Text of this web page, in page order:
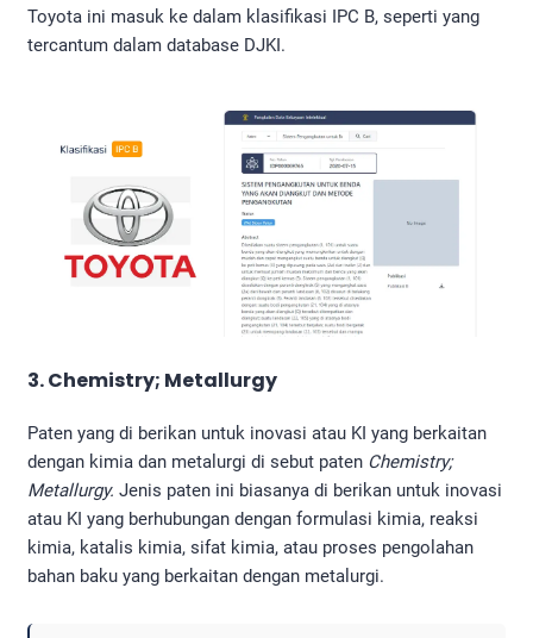
Toyota ini masuk ke dalam klasifikasi IPC B, seperti yang
tercantum dalam database DJKI.
3. Chemistry; Metallurgy
Paten yang di berikan untuk inovasi atau KI yang berkaitan
dengan kimia dan metalurgi di sebut paten Chemistry;
Metallurgy. Jenis paten ini biasanya di berikan untuk inovasi
atau KI yang berhubungan dengan formulasi kimia, reaksi
kimia, katalis kimia, sifat kimia, atau proses pengolahan
bahan baku yang berkaitan dengan metalurgi.